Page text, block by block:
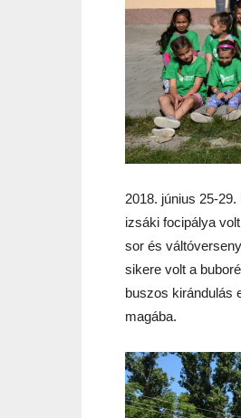
2018. június 25-
izsáki focipálya
sor és
sikere volt a
buszos kirándulás
magába.